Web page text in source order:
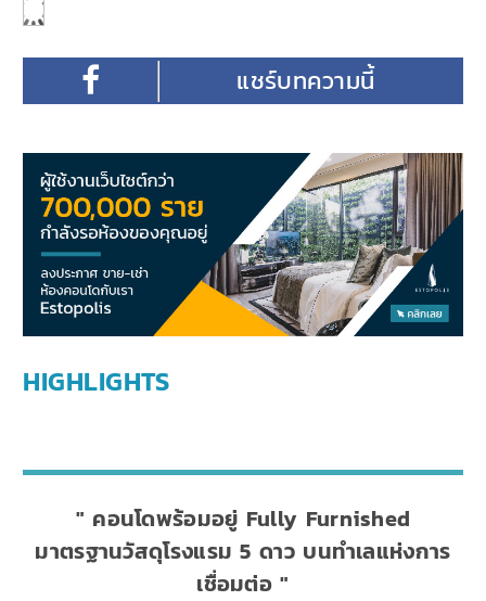
HIGHLIGHTS
คอนโดพร้อมอยู่ Fully Furnished
มาตรฐานวัสดุโรงแรม 5 ดาว บนทำเลแห่งการ
เชื่อมต่อ